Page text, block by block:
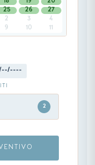
25 26
27
2 3
4
9 10 11
2